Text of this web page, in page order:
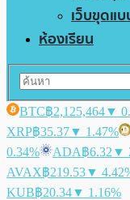
เว็บขุดแ
ห้องเรียน
BTC฿2,125,464▼
XRP฿35.37▼ 1.47%
0.34%
ADA฿6.32 ▼
AVAX฿219.53▼
KUB฿20.34▼ 1.16%